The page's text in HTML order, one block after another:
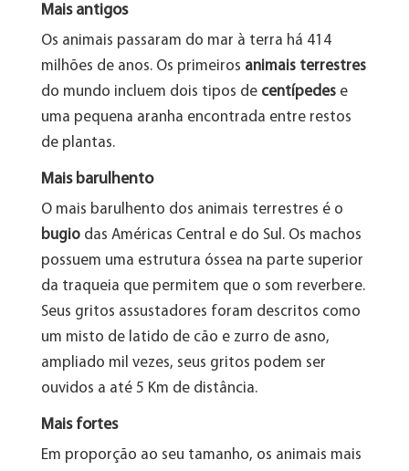
Mais antigos
Os animais passaram do mar à terra há 414
milhões de anos. Os primeiros animais terrestres
do mundo incluem dois tipos de centípedese
uma pequena aranha encontrada entre restos
de plantas.
Mais barulhento
O mais barulhento dos animais terrestres é o
bugiodas Américas Central e do Sul. Os machos
possuem uma estrutura óssea na parte superior
da traqueia que permitem que o som reverbere.
Seus gritos assustadores foram descritos como
um misto de latido de cão e zurro de asno,
ampliado mil vezes, seus gritos podem ser
ouvidos a até 5 Km de distância.
Mais fortes
Em proporção ao seu tamanho, os animais mais